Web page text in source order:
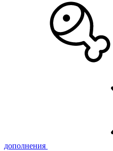
дополнения